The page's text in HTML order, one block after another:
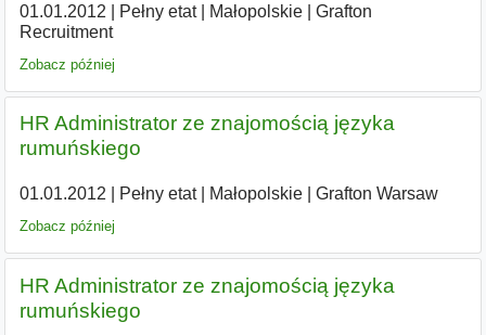
01.01.2012 Pełny etat| Małopolskie|
Grafton
Recruitment
Zobacz później
HR Administrator ze znajomością języka
rumuńskiego
01.01.2012 Pełny etat| Małopolskie| Grafton Warsaw
Zobacz później
HR Administrator ze znajomością języka
rumuńskiego